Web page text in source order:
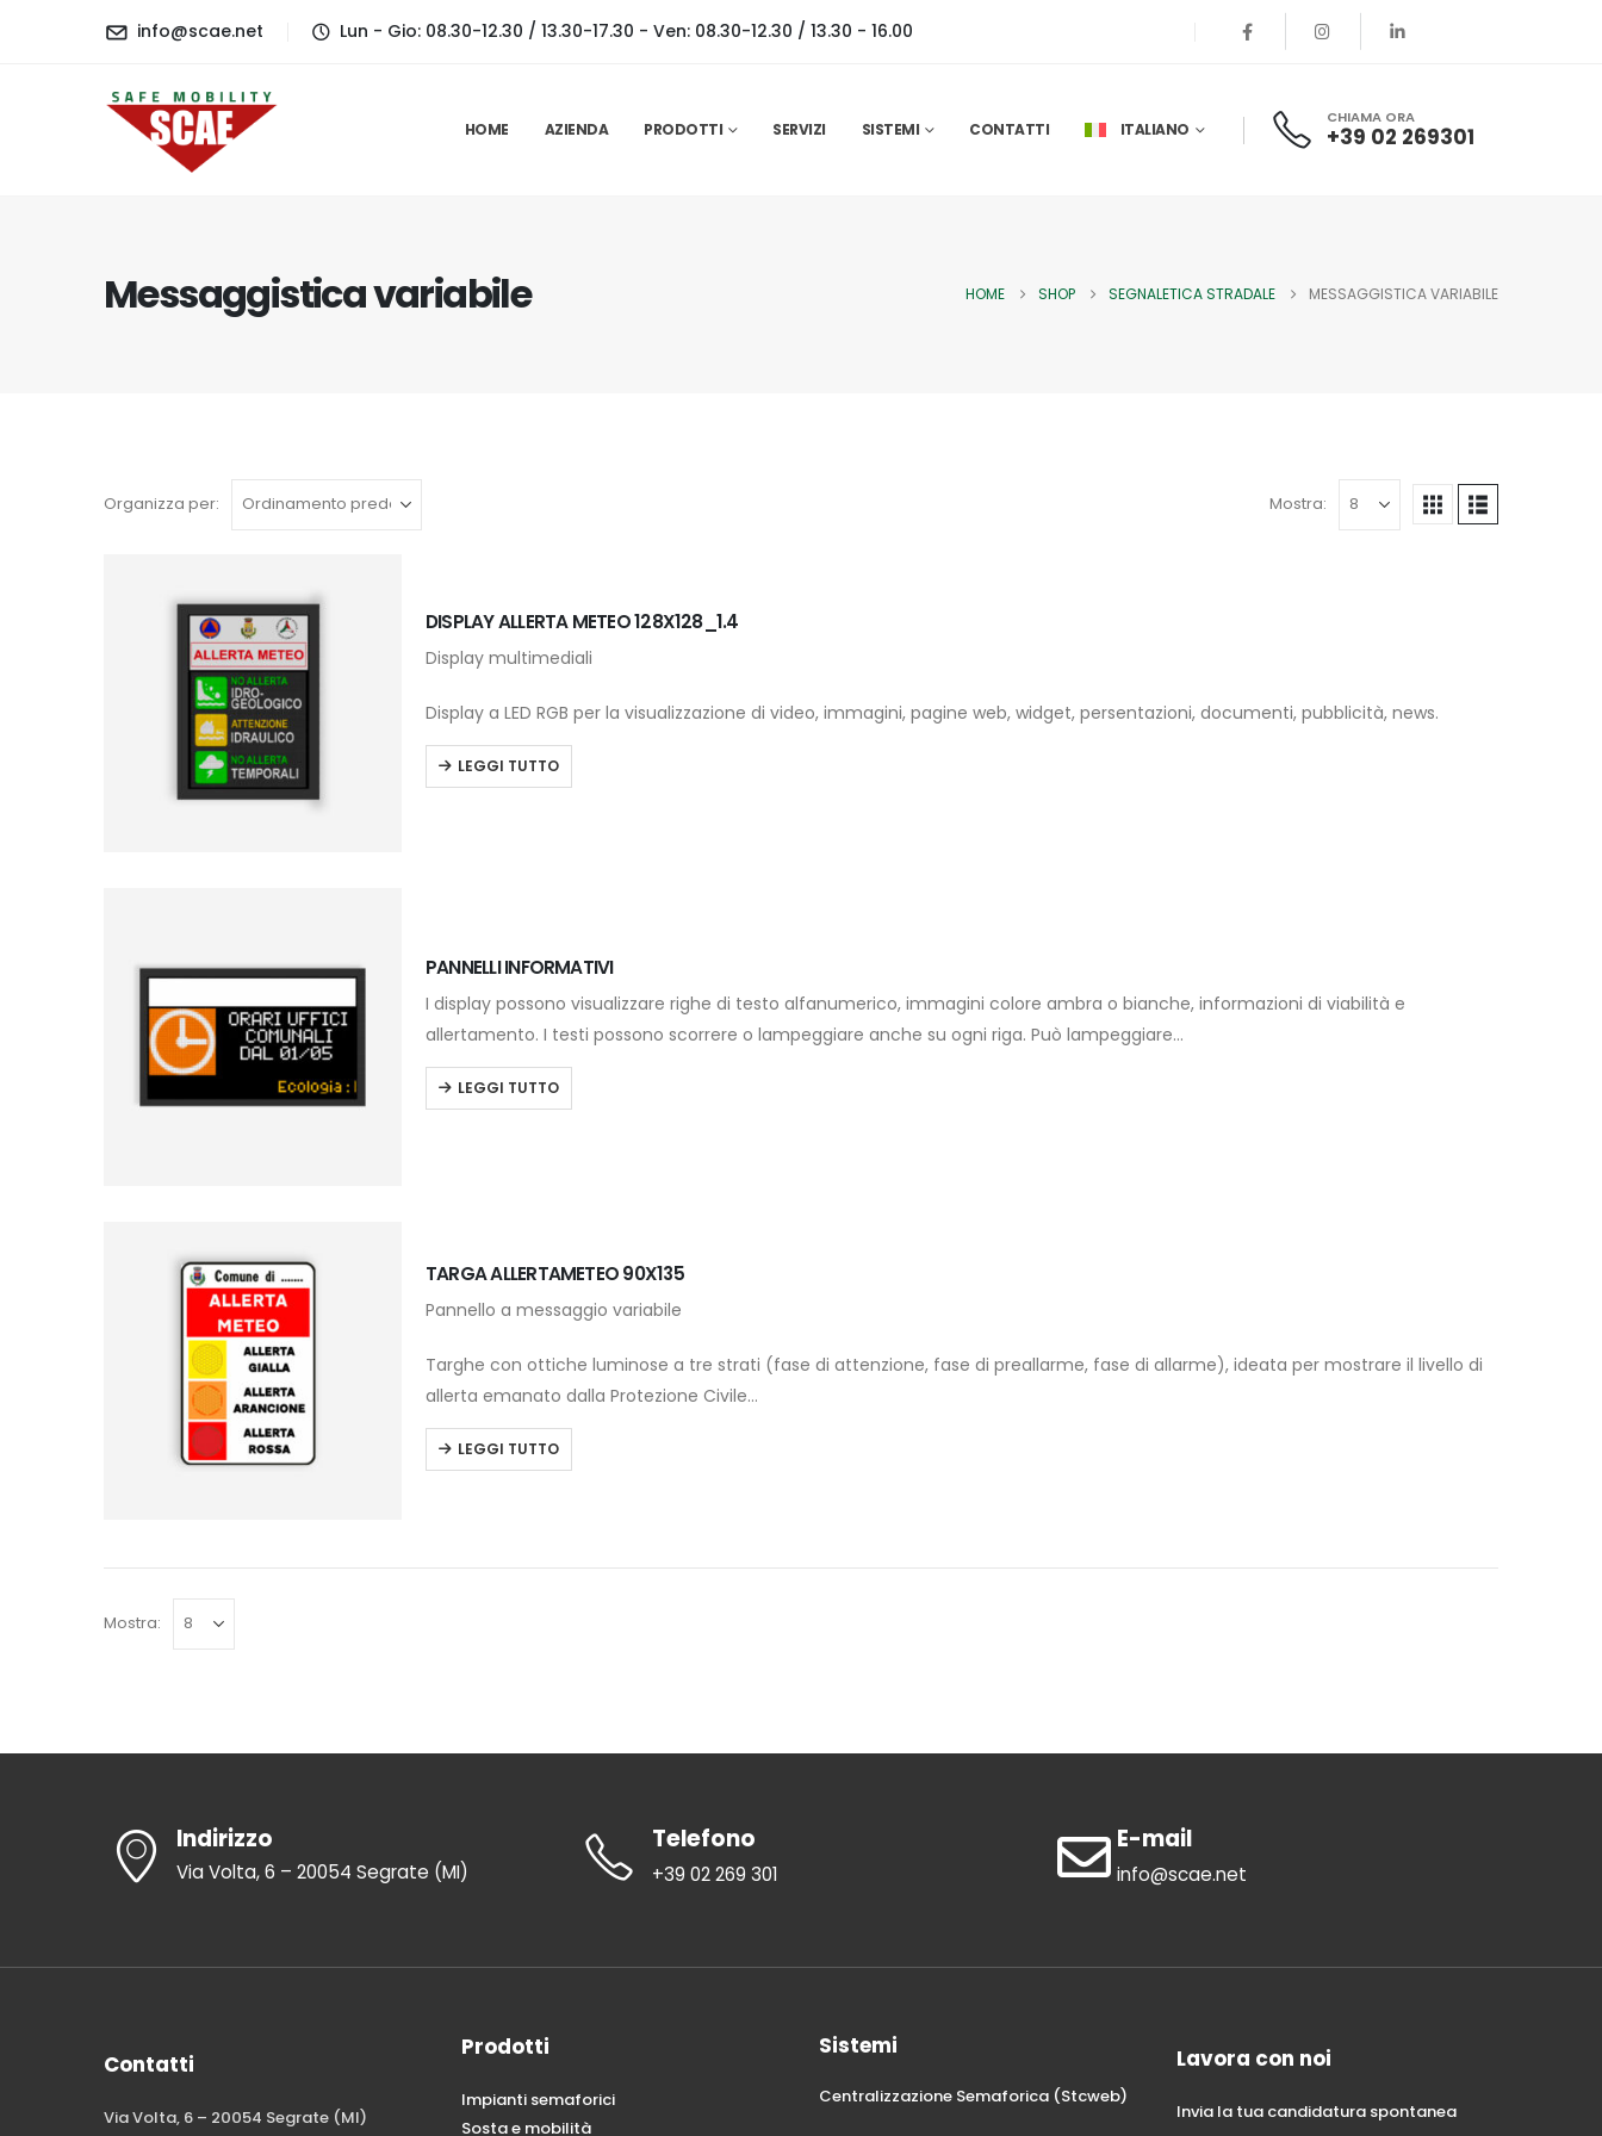
info@scae.net Lun - Gio: 08.30-12.30 / 13.30-17.30 - Ven: 08.30-12.30 / 13.30 - 16.00
HOME AZIENDA PRODOTTI SERVIZI SISTEMI CONTATTI ITALIANO
CHIAMA ORA
+39 02 269301
Messaggistica variabile HOME SHOP SEGNALETICA STRADALE MESSAGGISTICA VARIABILE
Organizza per: Mostra:
DISPLAY ALLERTA METEO 128X128_1.4
Display multimediali
Display a LED RGB per la visualizzazione di video, immagini, pagine web, widget, persentazioni, documenti, pubblicità, news.
LEGGI TUTTO
PANNELLI INFORMATIVI
I display possono visualizzare righe di testo alfanumerico, immagini colore ambra o bianche, informazioni di viabilità e
allertamento. I testi possono scorrere o lampeggiare anche su ogni riga. Può lampeggiare…
LEGGI TUTTO
TARGA ALLERTAMETEO 90X135
Pannello a messaggio variabile
Targhe con ottiche luminose a tre strati (fase di attenzione, fase di preallarme, fase di allarme), ideata per mostrare il livello di
allerta emanato dalla Protezione Civile…
LEGGI TUTTO
Mostra:
Indirizzo
Via Volta, 6 – 20054 Segrate (MI)
Telefono
+39 02 269 301
E-mail
info@scae.net
Contatti
Via Volta, 6 – 20054 Segrate (MI)
Prodotti
Impianti semaforici
Sosta e mobilità
Sistemi
Centralizzazione Semaforica (Stcweb)
Lavora con noi
Invia la tua candidatura spontanea